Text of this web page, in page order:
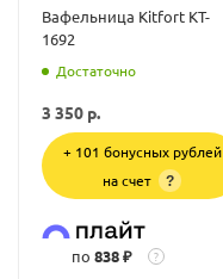
Вафельница Kitfort KT-
1692
Достаточно
3 350 р.
+ 101 бонусных рублей
на счет
?
по 838 ₽ ?